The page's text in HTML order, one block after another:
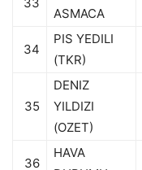
ASMACA
34
PIS YEDILI
(TKR)
35
DENIZ
YILDIZI
(OZET)
36
HAVA